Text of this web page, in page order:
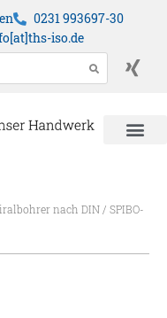
0231 993697-30
iso.de
nach DIN/ SPIBO-